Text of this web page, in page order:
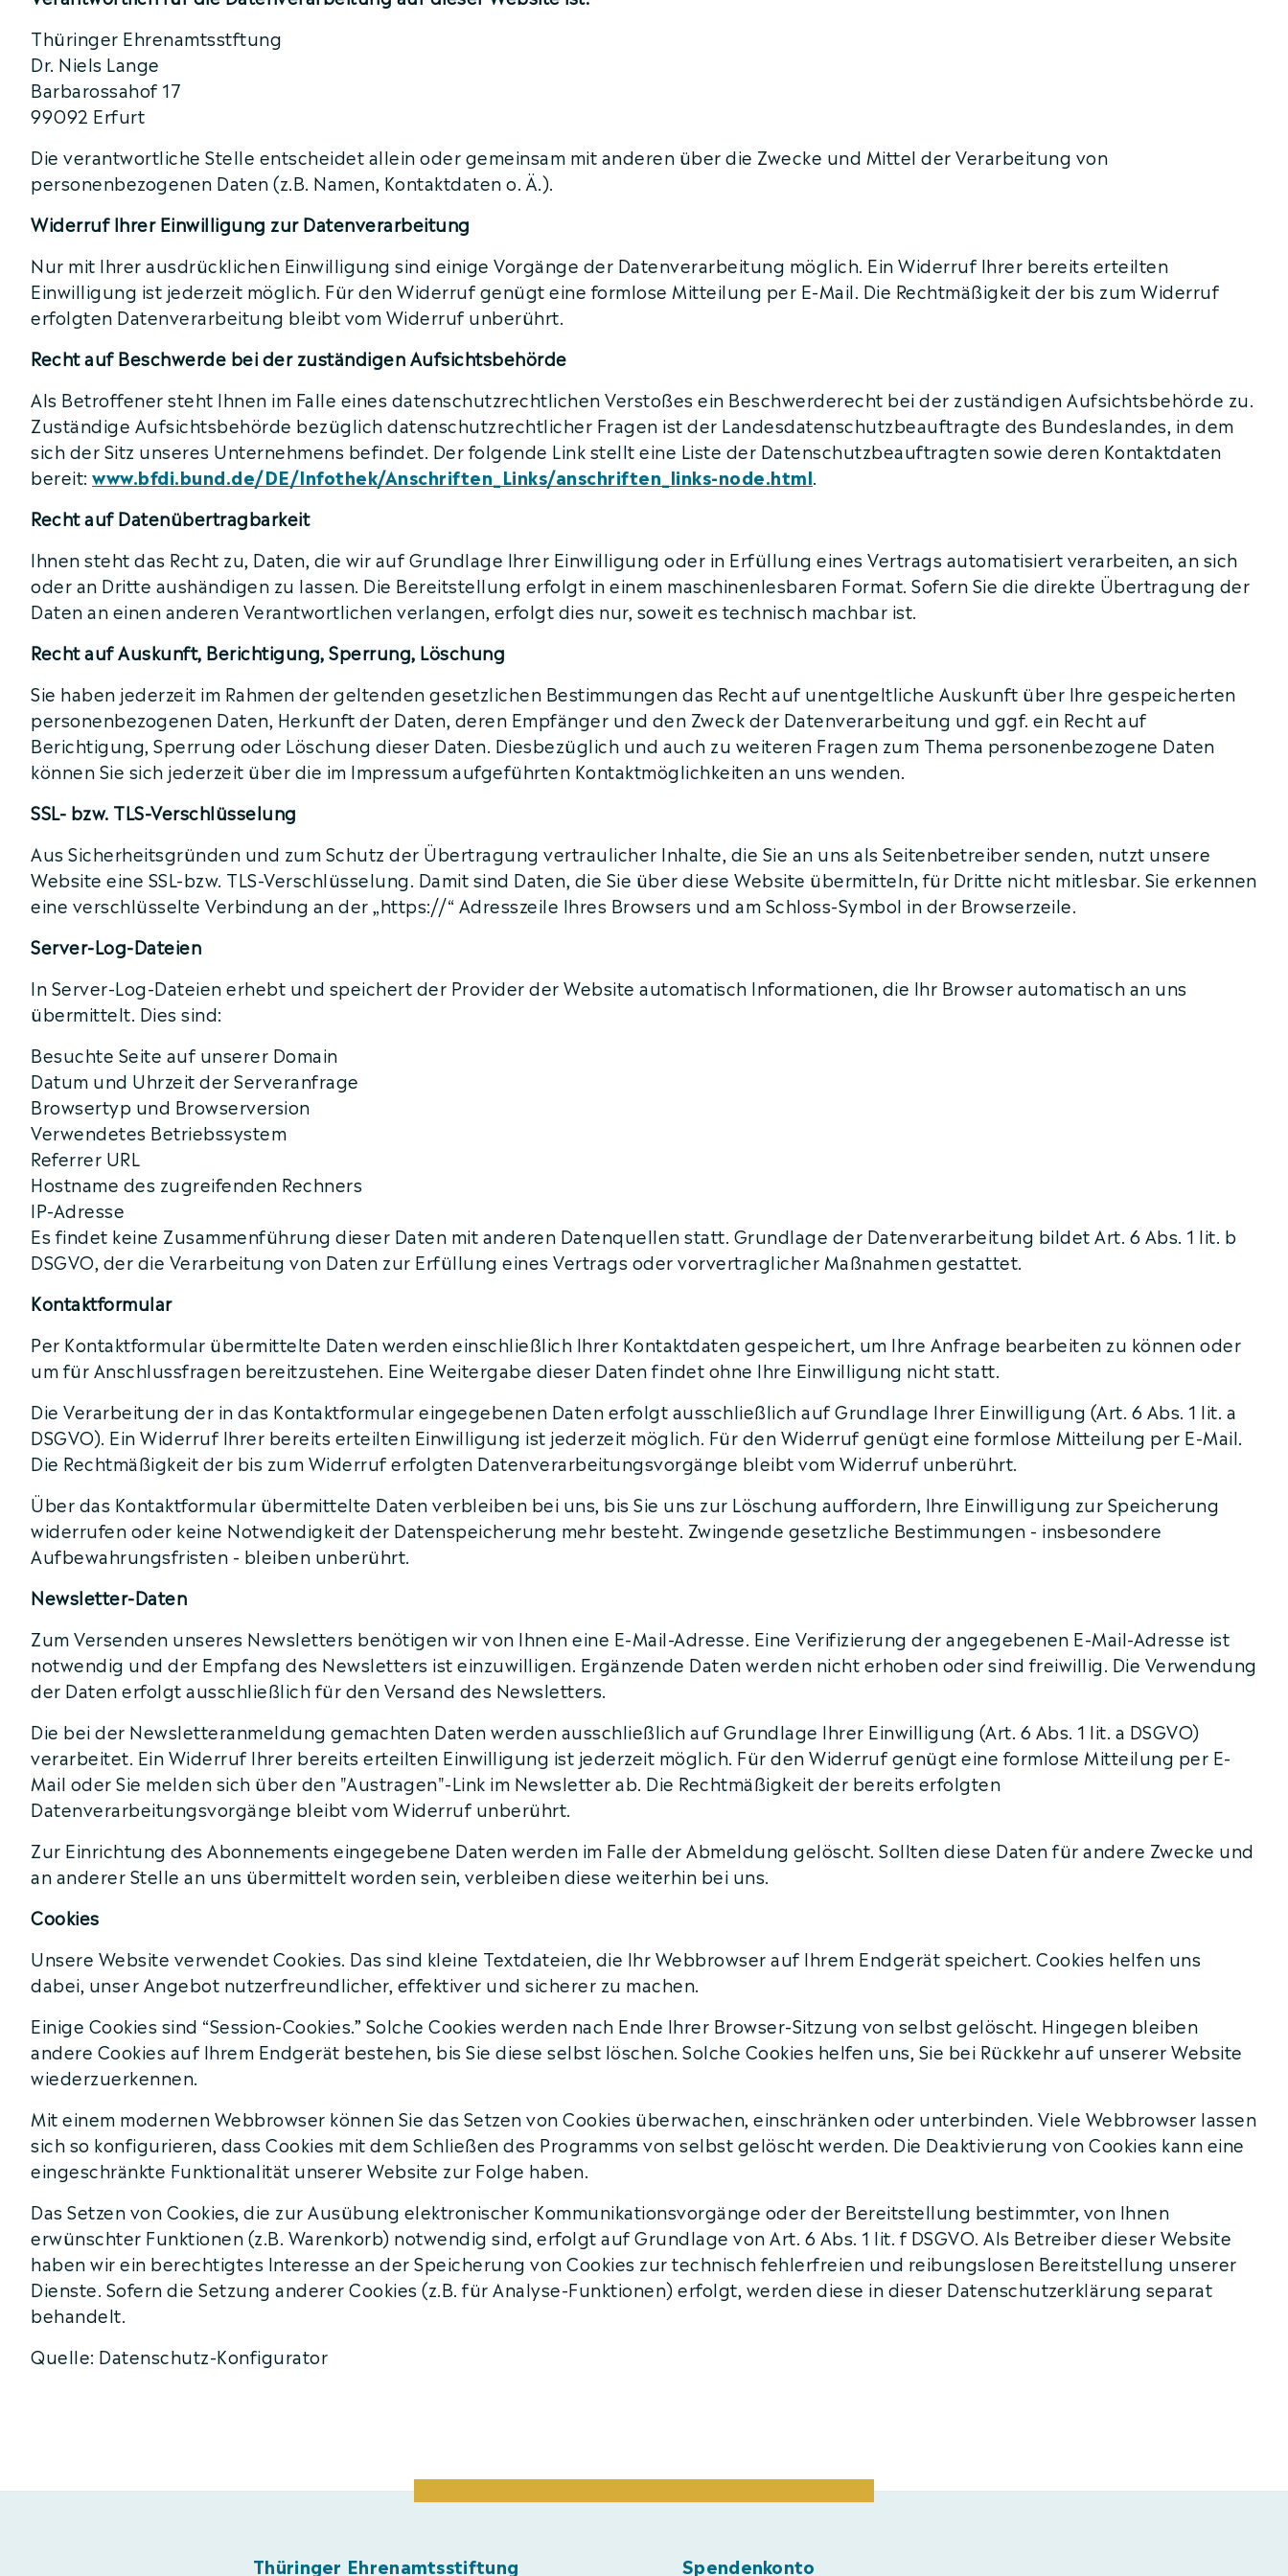
Thüringer Ehrenamtsstftung
Dr. Niels Lange
Barbarossahof 17
99092 Erfurt
Die verantwortliche Stelle entscheidet allein oder gemeinsam mit anderen über die Zwecke und Mittel der Verarbeitung von
personenbezogenen Daten (z.B. Namen, Kontaktdaten o. Ä.).
Widerruf Ihrer Einwilligung zur Datenverarbeitung
Nur mit Ihrer ausdrücklichen Einwilligung sind einige Vorgänge der Datenverarbeitung möglich. Ein Widerruf Ihrer bereits erteilten
Einwilligung ist jederzeit möglich. Für den Widerruf genügt eine formlose Mitteilung per E-Mail. Die Rechtmäßigkeit der bis zum Widerruf
erfolgten Datenverarbeitung bleibt vom Widerruf unberührt.
Recht auf Beschwerde bei der zuständigen Aufsichtsbehörde
Als Betroffener steht Ihnen im Falle eines datenschutzrechtlichen Verstoßes ein Beschwerderecht bei der zuständigen Aufsichtsbehörde zu.
Zuständige Aufsichtsbehörde bezüglich datenschutzrechtlicher Fragen ist der Landesdatenschutzbeauftragte des Bundeslandes, in dem
sich der Sitz unseres Unternehmens befindet. Der folgende Link stellt eine Liste der Datenschutzbeauftragten sowie deren Kontaktdaten
bereit: www.bfdi.bund.de/DE/Infothek/Anschriften_Links/anschriften_links-node.html
Recht auf Datenübertragbarkeit
Ihnen steht das Recht zu, Daten, die wir auf Grundlage Ihrer Einwilligung oder in Erfüllung eines Vertrags automatisiert verarbeiten, an sich
oder an Dritte aushändigen zu lassen. Die Bereitstellung erfolgt in einem maschinenlesbaren Format. Sofern Sie die direkte Übertragung der
Daten an einen anderen Verantwortlichen verlangen, erfolgt dies nur, soweit es technisch machbar ist.
Recht auf Auskunft, Berichtigung, Sperrung, Löschung
Sie haben jederzeit im Rahmen der geltenden gesetzlichen Bestimmungen das Recht auf unentgeltliche Auskunft über Ihre gespeicherten
personenbezogenen Daten, Herkunft der Daten, deren Empfänger und den Zweck der Datenverarbeitung und ggf. ein Recht auf
Berichtigung, Sperrung oder Löschung dieser Daten. Diesbezüglich und auch zu weiteren Fragen zum Thema personenbezogene Daten
können Sie sich jederzeit über die im Impressum aufgeführten Kontaktmöglichkeiten an uns wenden.
SSL- bzw. TLS-Verschlüsselung
Aus Sicherheitsgründen und zum Schutz der Übertragung vertraulicher Inhalte, die Sie an uns als Seitenbetreiber senden, nutzt unsere
Website eine SSL-bzw. TLS-Verschlüsselung. Damit sind Daten, die Sie über diese Website übermitteln, für Dritte nicht mitlesbar. Sie erkennen
eine verschlüsselte Verbindung an der „https://“ Adresszeile Ihres Browsers und am Schloss-Symbol in der Browserzeile.
Server-Log-Dateien
In Server-Log-Dateien erhebt und speichert der Provider der Website automatisch Informationen, die Ihr Browser automatisch an uns
übermittelt. Dies sind:
Besuchte Seite auf unserer Domain
Datum und Uhrzeit der Serveranfrage
Browsertyp und Browserversion
Verwendetes Betriebssystem
Referrer URL
Hostname des zugreifenden Rechners
IP-Adresse
Es findet keine Zusammenführung dieser Daten mit anderen Datenquellen statt. Grundlage der Datenverarbeitung bildet Art. 6 Abs. 1 lit. b
DSGVO, der die Verarbeitung von Daten zur Erfüllung eines Vertrags oder vorvertraglicher Maßnahmen gestattet.
Kontaktformular
Per Kontaktformular übermittelte Daten werden einschließlich Ihrer Kontaktdaten gespeichert, um Ihre Anfrage bearbeiten zu können oder
um für Anschlussfragen bereitzustehen. Eine Weitergabe dieser Daten findet ohne Ihre Einwilligung nicht statt.
Die Verarbeitung der in das Kontaktformular eingegebenen Daten erfolgt ausschließlich auf Grundlage Ihrer Einwilligung (Art. 6 Abs. 1 lit. a
DSGVO). Ein Widerruf Ihrer bereits erteilten Einwilligung ist jederzeit möglich. Für den Widerruf genügt eine formlose Mitteilung per E-Mail.
Die Rechtmäßigkeit der bis zum Widerruf erfolgten Datenverarbeitungsvorgänge bleibt vom Widerruf unberührt.
Über das Kontaktformular übermittelte Daten verbleiben bei uns, bis Sie uns zur Löschung auffordern, Ihre Einwilligung zur Speicherung
widerrufen oder keine Notwendigkeit der Datenspeicherung mehr besteht. Zwingende gesetzliche Bestimmungen - insbesondere
Aufbewahrungsfristen - bleiben unberührt.
Newsletter-Daten
Zum Versenden unseres Newsletters benötigen wir von Ihnen eine E-Mail-Adresse. Eine Verifizierung der angegebenen E-Mail-Adresse ist
notwendig und der Empfang des Newsletters ist einzuwilligen. Ergänzende Daten werden nicht erhoben oder sind freiwillig. Die Verwendung
der Daten erfolgt ausschließlich für den Versand des Newsletters.
Die bei der Newsletteranmeldung gemachten Daten werden ausschließlich auf Grundlage Ihrer Einwilligung (Art. 6 Abs. 1 lit. a DSGVO)
verarbeitet. Ein Widerruf Ihrer bereits erteilten Einwilligung ist jederzeit möglich. Für den Widerruf genügt eine formlose Mitteilung per E-
Mail oder Sie melden sich über den "Austragen"-Link im Newsletter ab. Die Rechtmäßigkeit der bereits erfolgten
Datenverarbeitungsvorgänge bleibt vom Widerruf unberührt.
Zur Einrichtung des Abonnements eingegebene Daten werden im Falle der Abmeldung gelöscht. Sollten diese Daten für andere Zwecke und
an anderer Stelle an uns übermittelt worden sein, verbleiben diese weiterhin bei uns.
Cookies
Unsere Website verwendet Cookies. Das sind kleine Textdateien, die Ihr Webbrowser auf Ihrem Endgerät speichert. Cookies helfen uns
dabei, unser Angebot nutzerfreundlicher, effektiver und sicherer zu machen.
Einige Cookies sind “Session-Cookies.” Solche Cookies werden nach Ende Ihrer Browser-Sitzung von selbst gelöscht. Hingegen bleiben
andere Cookies auf Ihrem Endgerät bestehen, bis Sie diese selbst löschen. Solche Cookies helfen uns, Sie bei Rückkehr auf unserer Website
wiederzuerkennen.
Mit einem modernen Webbrowser können Sie das Setzen von Cookies überwachen, einschränken oder unterbinden. Viele Webbrowser lassen
sich so konfigurieren, dass Cookies mit dem Schließen des Programms von selbst gelöscht werden. Die Deaktivierung von Cookies kann eine
eingeschränkte Funktionalität unserer Website zur Folge haben.
Das Setzen von Cookies, die zur Ausübung elektronischer Kommunikationsvorgänge oder der Bereitstellung bestimmter, von Ihnen
erwünschter Funktionen (z.B. Warenkorb) notwendig sind, erfolgt auf Grundlage von Art. 6 Abs. 1 lit. f DSGVO. Als Betreiber dieser Website
haben wir ein berechtigtes Interesse an der Speicherung von Cookies zur technisch fehlerfreien und reibungslosen Bereitstellung unserer
Dienste. Sofern die Setzung anderer Cookies (z.B. für Analyse-Funktionen) erfolgt, werden diese in dieser Datenschutzerklärung separat
behandelt.
Quelle: Datenschutz-Konfigurator
Thüringer Ehrenamtsstiftung Spendenkonto